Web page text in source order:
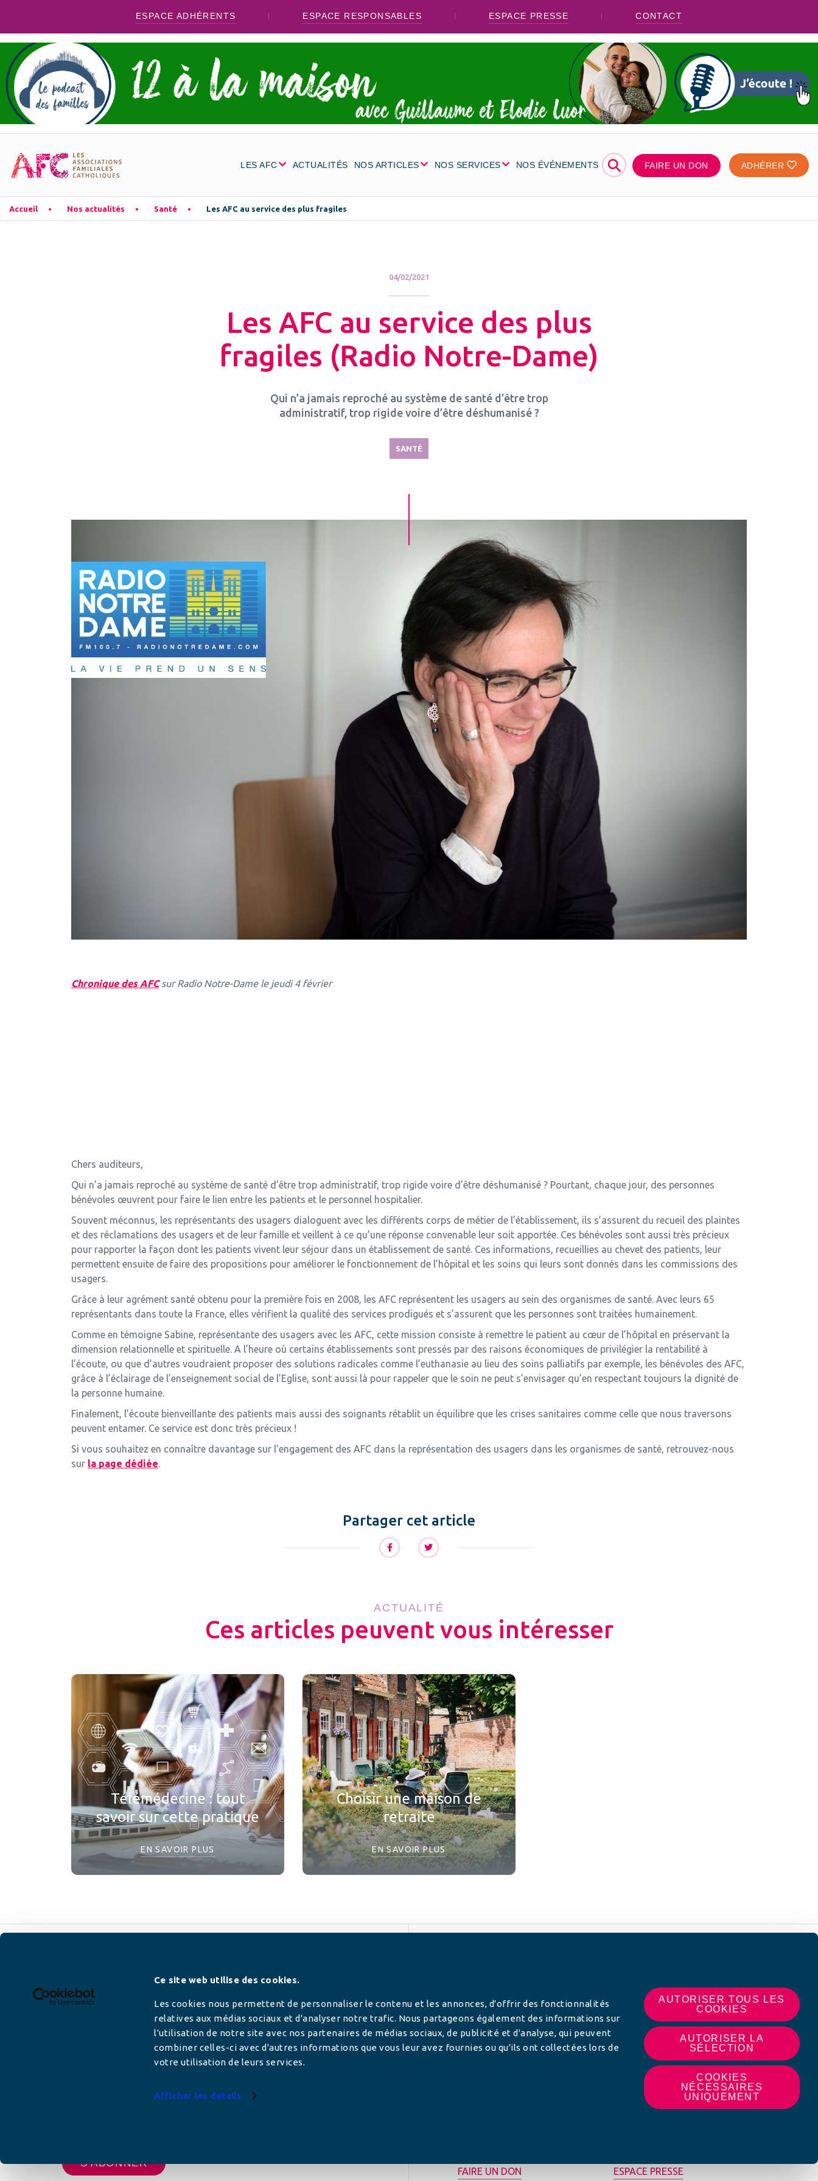
Ce site web utilise des cookies.
Les cookies nous permettent de personnaliser le contenu et les annonces, d'offrir des fonctionnalités
relatives aux médias sociaux et d'analyser notre trafic. Nous partageons également des informations sur
l'utilisation de notre site avec nos partenaires de médias sociaux, de publicité et d'analyse, qui peuvent
combiner celles-ci avec d'autres informations que vous leur avez fournies ou qu'ils ont collectées lors de
votre utilisation de leurs services.
Afficher les détails
AUTORISER TOUS LES
COOKIES
AUTORISER LA
SÉLECTION
COOKIES
NÉCESSAIRES
UNIQUEMENT
ESPACE ADHÉRENTS ESPACE RESPONSABLES ESPACE PRESSE CONTACT
LES AFC ACTUALITÉS NOS ARTICLES NOS SERVICES NOS ÉVÉNEMENTS ⚲ FAIRE UN DON ADHÉRER
Accueil Nos actualités Santé Les AFC au service des plus fragiles
04/02/2021
Les AFC au service des plus
fragiles (Radio Notre-Dame)
Qui n’a jamais reproché au système de santé d’être trop
administratif, trop rigide voire d’être déshumanisé ?
SANTÉ
Chronique des AFCsur Radio Notre-Dame le jeudi 4 février
Chers auditeurs,
Qui n’a jamais reproché au système de santé d’être trop administratif, trop rigide voire d’être déshumanisé ? Pourtant, chaque jour, des personnes
bénévoles œuvrent pour faire le lien entre les patients et le personnel hospitalier.
Souvent méconnus, les représentants des usagers dialoguent avec les différents corps de métier de l’établissement, ils s’assurent du recueil des plaintes
et des réclamations des usagers et de leur famille et veillent à ce qu’une réponse convenable leur soit apportée. Ces bénévoles sont aussi très précieux
pour rapporter la façon dont les patients vivent leur séjour dans un établissement de santé. Ces informations, recueillies au chevet des patients, leur
permettent ensuite de faire des propositions pour améliorer le fonctionnement de l’hôpital et les soins qui leurs sont donnés dans les commissions des
usagers.
Grâce à leur agrément santé obtenu pour la première fois en 2008, les AFC représentent les usagers au sein des organismes de santé. Avec leurs 65
représentants dans toute la France, elles vérifient la qualité des services prodigués et s’assurent que les personnes sont traitées humainement.
Comme en témoigne Sabine, représentante des usagers avec les AFC, cette mission consiste à remettre le patient au cœur de l’hôpital en préservant la
dimension relationnelle et spirituelle. A l’heure où certains établissements sont pressés par des raisons économiques de privilégier la rentabilité à
l’écoute, ou que d’autres voudraient proposer des solutions radicales comme l’euthanasie au lieu des soins palliatifs par exemple, les bénévoles des AFC,
grâce à l’éclairage de l’enseignement social de l’Eglise, sont aussi là pour rappeler que le soin ne peut s’envisager qu’en respectant toujours la dignité de
la personne humaine.
Finalement, l’écoute bienveillante des patients mais aussi des soignants rétablit un équilibre que les crises sanitaires comme celle que nous traversons
peuvent entamer. Ce service est donc très précieux !
Si vous souhaitez en connaître davantage sur l’engagement des AFC dans la représentation des usagers dans les organismes de santé, retrouvez-nous
sur la page dédiée.
Partager cet article
ACTUALITÉ
Ces articles peuvent vous intéresser
Télémédecine : tout
savoir sur cette pratique
EN SAVOIR PLUS
Choisir une maison de
retraite
EN SAVOIR PLUS
Newsletter
FAIRE UN DON ESPACE PRESSE